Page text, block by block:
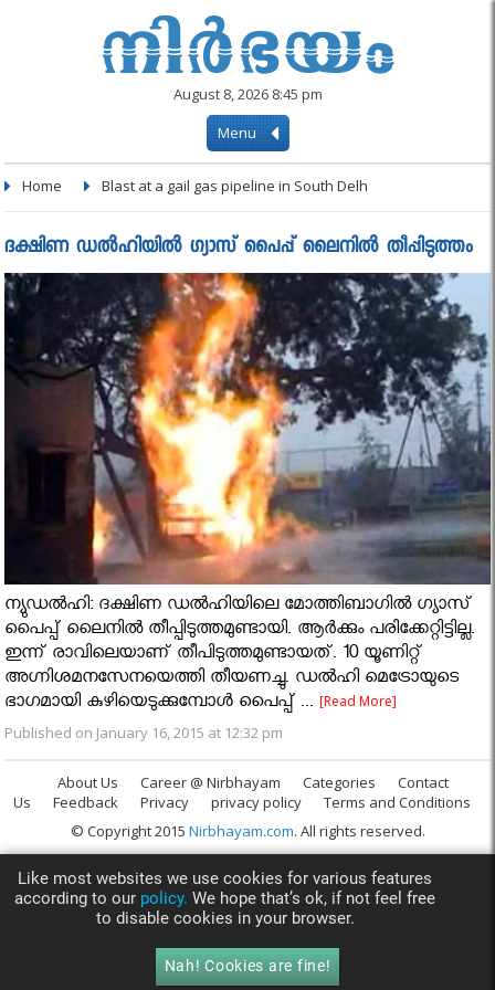
August 8, 2026 8:45 pm
Menu
Home Blast at a gail gas pipeline in South Delh
ദക്ഷിണ ഡല്‍ഹിയില്‍ ഗ്യാസ് പൈപ്പ് ലൈനില്‍ തീപ്പിടുത്തം
ന്യുഡല്‍ഹി: ദക്ഷിണ ഡല്‍ഹിയിലെ മോത്തിബാഗില്‍ ഗ്യാസ്
പൈപ്പ് ലൈനില്‍ തീപ്പിടുത്തമുണ്ടായി. ആർക്കും പരിക്കേറ്റിട്ടില്ല.
ഇന്ന് രാവിലെയാണ് തീപിടുത്തമുണ്ടായത്. 10 യൂണിറ്റ്
അഗ്നിശമനസേനയെത്തി തീയണച്ചു. ഡല്‍ഹി മെട്രോയുടെ
ഭാഗമായി കുഴിയെടുക്കുമ്പോള്‍ പൈപ്പ് ...[Read More]
Published on January 16, 2015 at 12:32 pm
About Us Career @ Nirbhayam Categories
Contact
Us
Feedback Privacy privacy policy
Terms and Conditions
© Copyright 2015 Nirbhayam.com. All rights reserved.
Like most websites we use cookies for various features
according to our policy. We hope that’s ok, if not feel free
to disable cookies in your browser.
Nah! Cookies are fine!